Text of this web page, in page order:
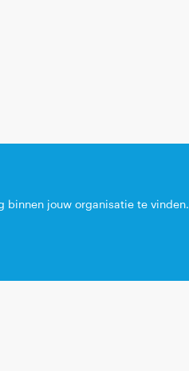
binnen jouw organisatie te vinden.